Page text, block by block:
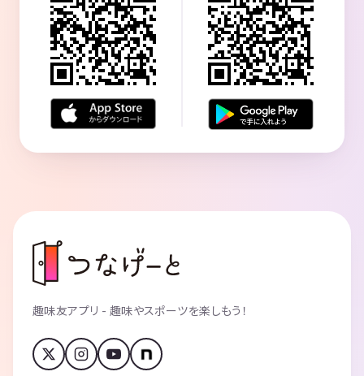
趣味友アプリ - 趣味やスポーツを楽しもう！